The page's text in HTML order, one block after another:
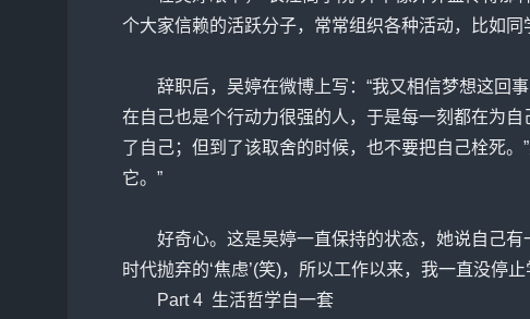
个大家信赖的活跃分子，常常组织各种活动，比如同
辞职后，吴婷在微博上写：“我又相信梦想这回事
在自己也是个行动力很强的人，于是每一刻都在为
了自己；但到了该取舍的时候，也不要把自己栓死
它。”
好奇心。这是吴婷一直保持的状态，她说自己有
时代抛弃的‘焦虑’(笑)，所以工作以来，我一直没停止
Part 4 生活哲学自一套